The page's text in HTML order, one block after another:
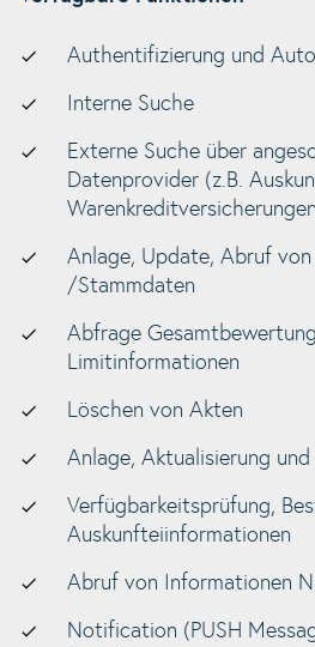
Authentifizierung und
Interne Suche
Externe Suche über
Datenprovider (z.B.
Anlage, Update, Abruf
/Stammdaten
Abfrage
Limitinformationen
Löschen von Akten
Anlage, Aktualisierung
Verfügbarkeitsprüfung,
Auskunfteiinformationen
Abruf von Informationen
Notification (PUSH